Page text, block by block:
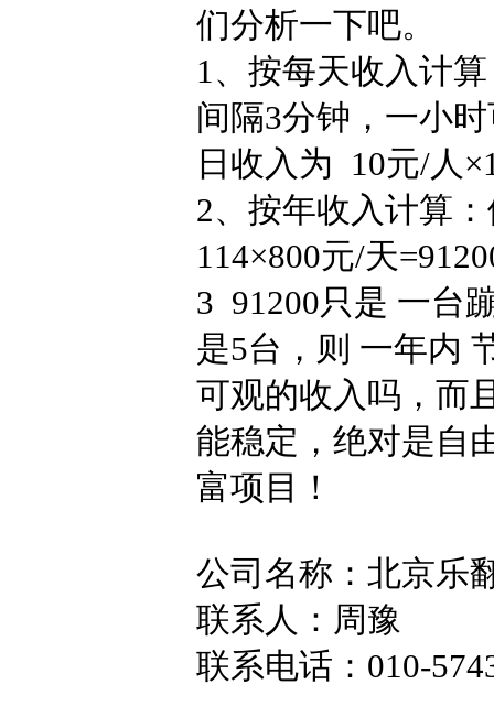
们分析一下吧。
1、按每天收入计
间隔3分钟，一小
日收入为 10元/人
2、按年收入计算
114×800元/天
3 91200只是 一台
是5台，则 一年内
可观的收入吗，而
能稳定，绝对是自
富项目！
公司名称：北京乐
联系人：周豫
联系电话：010-